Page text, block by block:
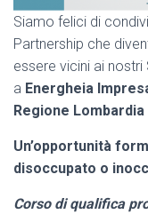
Siamo felici di
Partnership che
essere vicini ai
a Energheia
Regione Lombardia
Un’opportunità
disoccupato o
Corso di qualifica